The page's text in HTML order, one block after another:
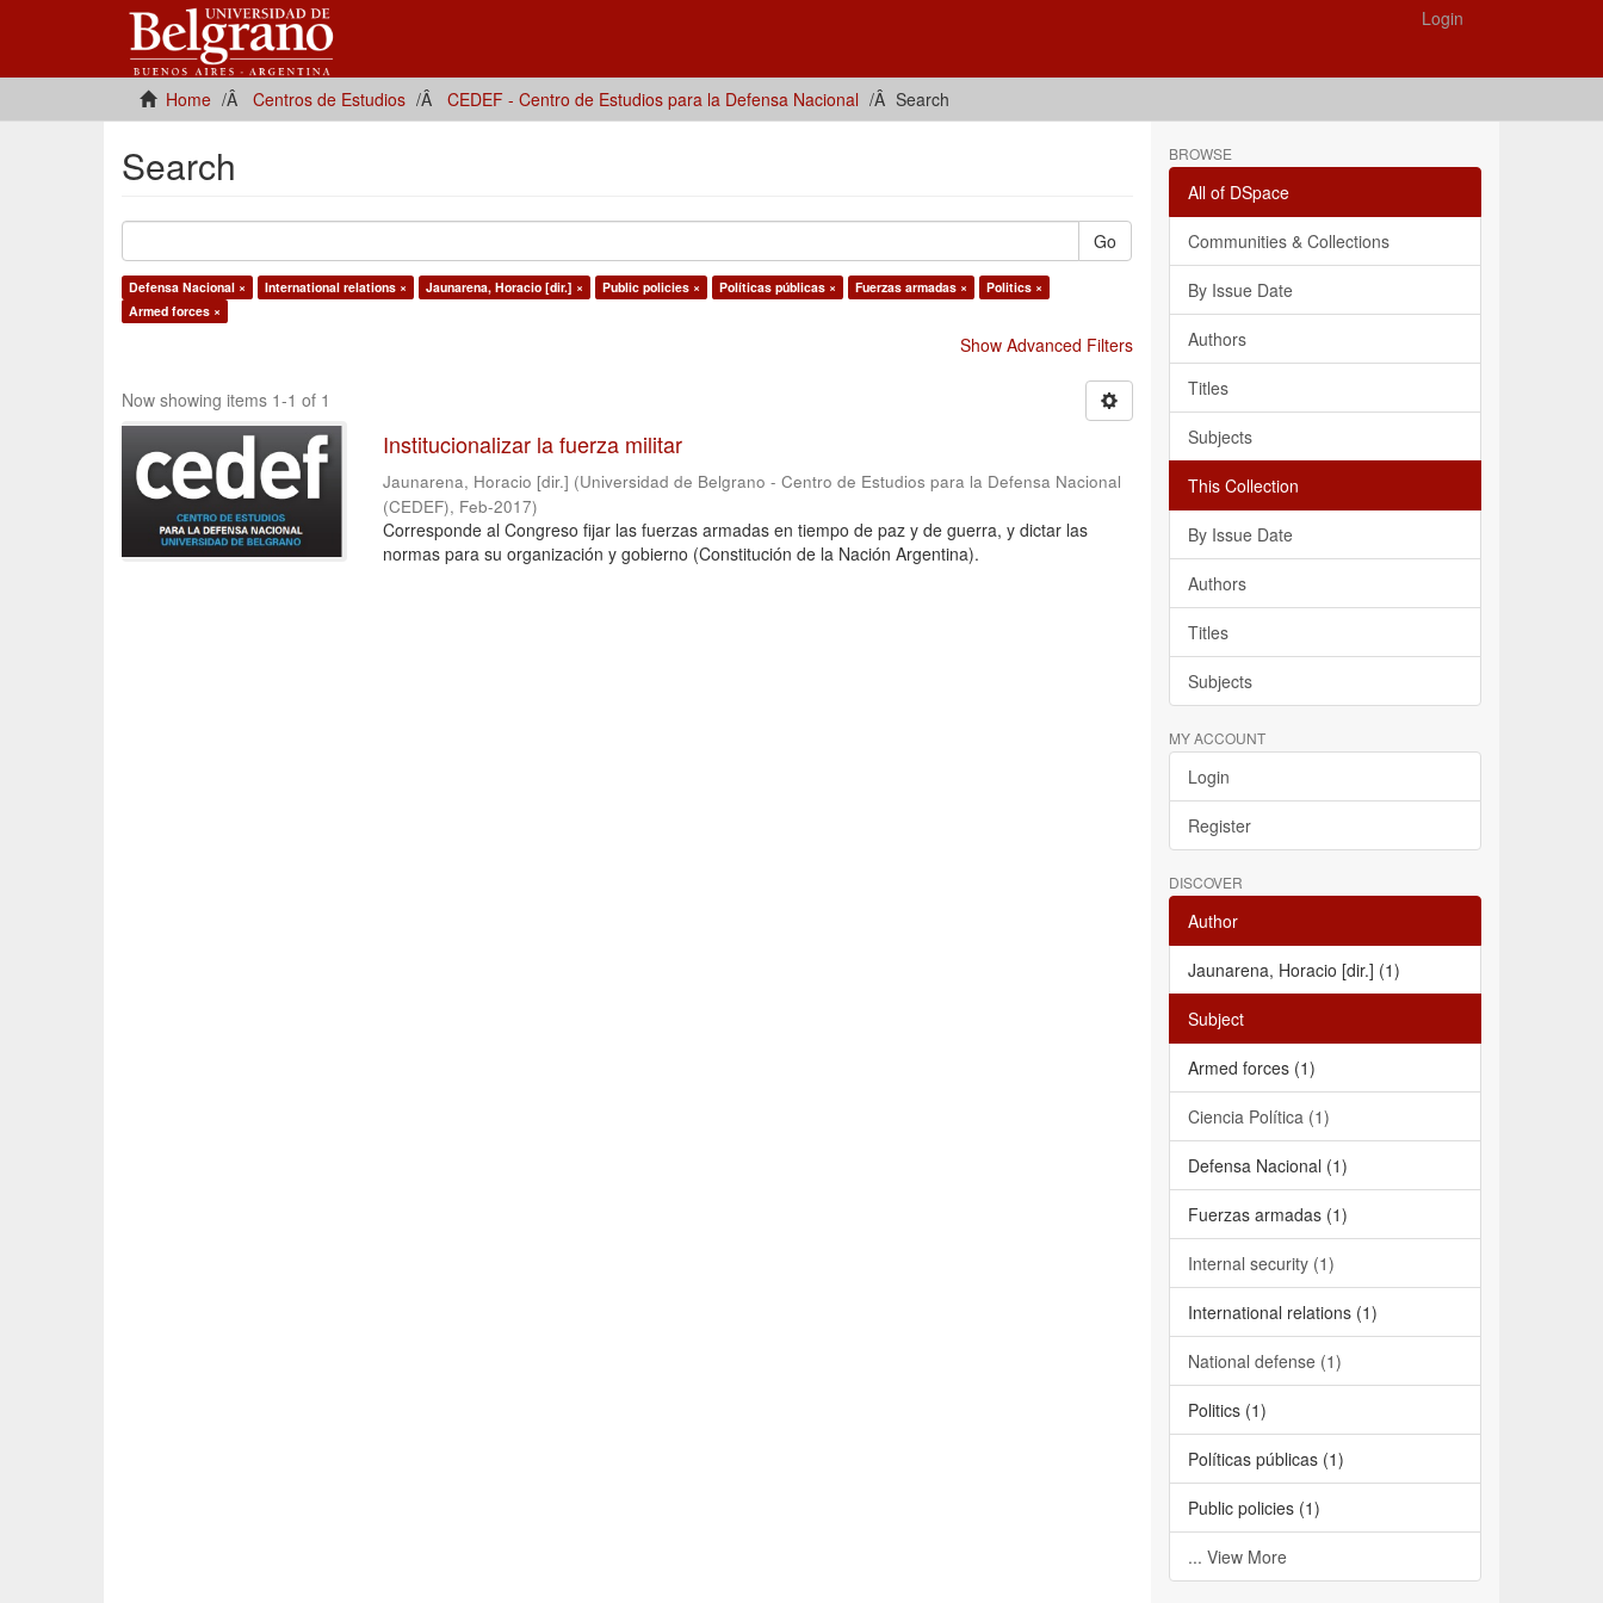
Login
Home Centros de Estudios CEDEF - Centro de Estudios para la Defensa Nacional Search
Search
Go
Defensa Nacional × International relations × Jaunarena, Horacio [dir.] × Public policies × Políticas públicas × Fuerzas armadas ×
Politics ×
Armed forces ×
Show Advanced Filters
Now showing items 1-1 of 1
Institucionalizar la fuerza militar
Jaunarena, Horacio [dir.] (Universidad de Belgrano - Centro de Estudios para la Defensa Nacional
(CEDEF), Feb-2017)
Corresponde al Congreso fijar las fuerzas armadas en tiempo de paz y de guerra, y dictar las
normas para su organización y gobierno (Constitución de la Nación Argentina).
BROWSE
All of DSpace
Communities & Collections
By Issue Date
Authors
Titles
Subjects
This Collection
By Issue Date
Authors
Titles
Subjects
MY ACCOUNT
Login
Register
DISCOVER
Author
Jaunarena, Horacio [dir.] (1)
Subject
Armed forces (1)
Ciencia Política (1)
Defensa Nacional (1)
Fuerzas armadas (1)
Internal security (1)
International relations (1)
National defense (1)
Politics (1)
Políticas públicas (1)
Public policies (1)
... View More